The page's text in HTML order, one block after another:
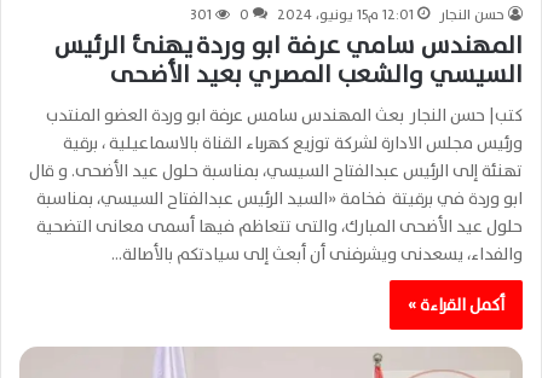
حسن النجار 12:01 م15 يونيو، 2024 0
301
المهندس سامي عرفة ابو وردة يهنئ الرئيس
السيسي والشعب المصري بعيد الأضحى
كتب| حسن النجار بعث المهندس سامس عرفة ابو وردة العضو المنتدب
ورئيس مجلس الادارة لشركة توزيع كهرباء القناة بالاسماعيلية ، برقية
تهنئة إلى الرئيس عبدالفتاح السيسي، بمناسبة حلول عيد الأضحى. و قال
ابو وردة في برقيتة فخامة «السيد الرئيس عبدالفتاح السيسي، بمناسبة
حلول عيد الأضحى المبارك، والتى تتعاظم فيها أسمى معانى التضحية
والفداء، يسعدنى ويشرفنى أن أبعث إلى سيادتكم بالأصالة…
أكمل القراءة »